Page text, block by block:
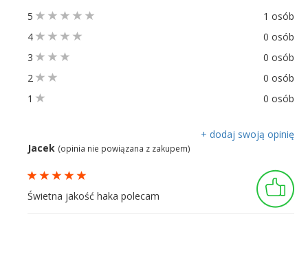
5
1 osób
4
0 osób
3
0 osób
2
0 osób
1
0 osób
+ dodaj swoją opinię
Jacek (opinia nie powiązana z zakupem)
Świetna jakość haka polecam